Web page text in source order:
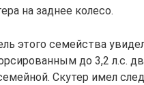
на заднее колесо.
этого семейства
до 3,2 л.с.
Скутер имел